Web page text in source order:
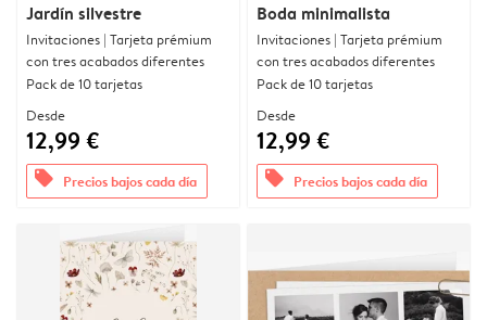
Jardín silvestre
Invitaciones | Tarjeta prémium
con tres acabados diferentes
Pack de 10 tarjetas
Desde
12,99 €
offers Precios bajos cada día
Boda minimalista
Invitaciones | Tarjeta prémium
con tres acabados diferentes
Pack de 10 tarjetas
Desde
12,99 €
offers Precios bajos cada día